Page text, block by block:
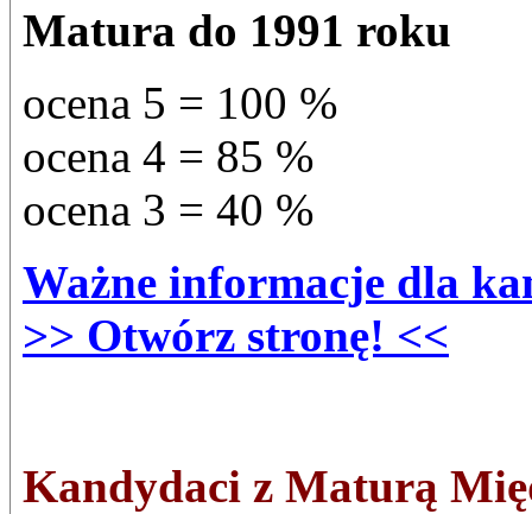
Matura do 1991 roku
ocena 5 = 100 %
ocena 4 = 85 %
ocena 3 = 40 %
Ważne informacje dla
>> Otwórz stronę! <<
Kandydaci z Maturą